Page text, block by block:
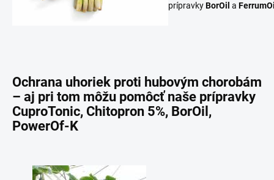
prípravkyBorOil a
Ochrana uhoriek proti hubovým chorobám
– aj pri tom môžu pomôcť naše prípravky
CuproTonic, Chitopron 5%, BorOil,
PowerOf-K